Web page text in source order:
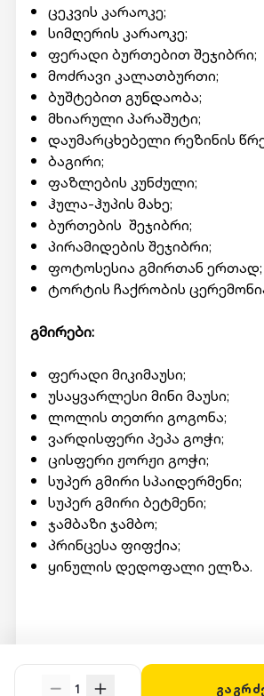
ცეკვის კარაოკე;
სიმღერის კარაოკე;
ფერადი ბურთებით შეჯიბრი;
მოძრავი კალათბურთი;
ბუშტებით გუნდაობა;
მხიარული პარაშუტი;
დაუმარცხებელი რეზინის
ბაგირი;
ფაზლების კუნძული;
ჰულა-ჰუპის მახე;
ბურთების შეჯიბრი;
პირამიდების შეჯიბრი;
ფოტოსესია გმირთან ერთად;
ტორტის ჩაქრობის
გმირები:
ფერადი მიკიმაუსი;
უსაყვარლესი მინი მაუსი;
ლოლის თეთრი გოგონა;
ვარდისფერი პეპა გოჭი;
ცისფერი ჟორჟი გოჭი;
სუპერ გმირი სპაიდერმენი;
სუპერ გმირი ბეტმენი;
ჯამბაზი ჯამბო;
პრინცესა ფიფქია;
ყინულის დედოფალი ელზა.
წარადგინოთ Swooper Code.
1